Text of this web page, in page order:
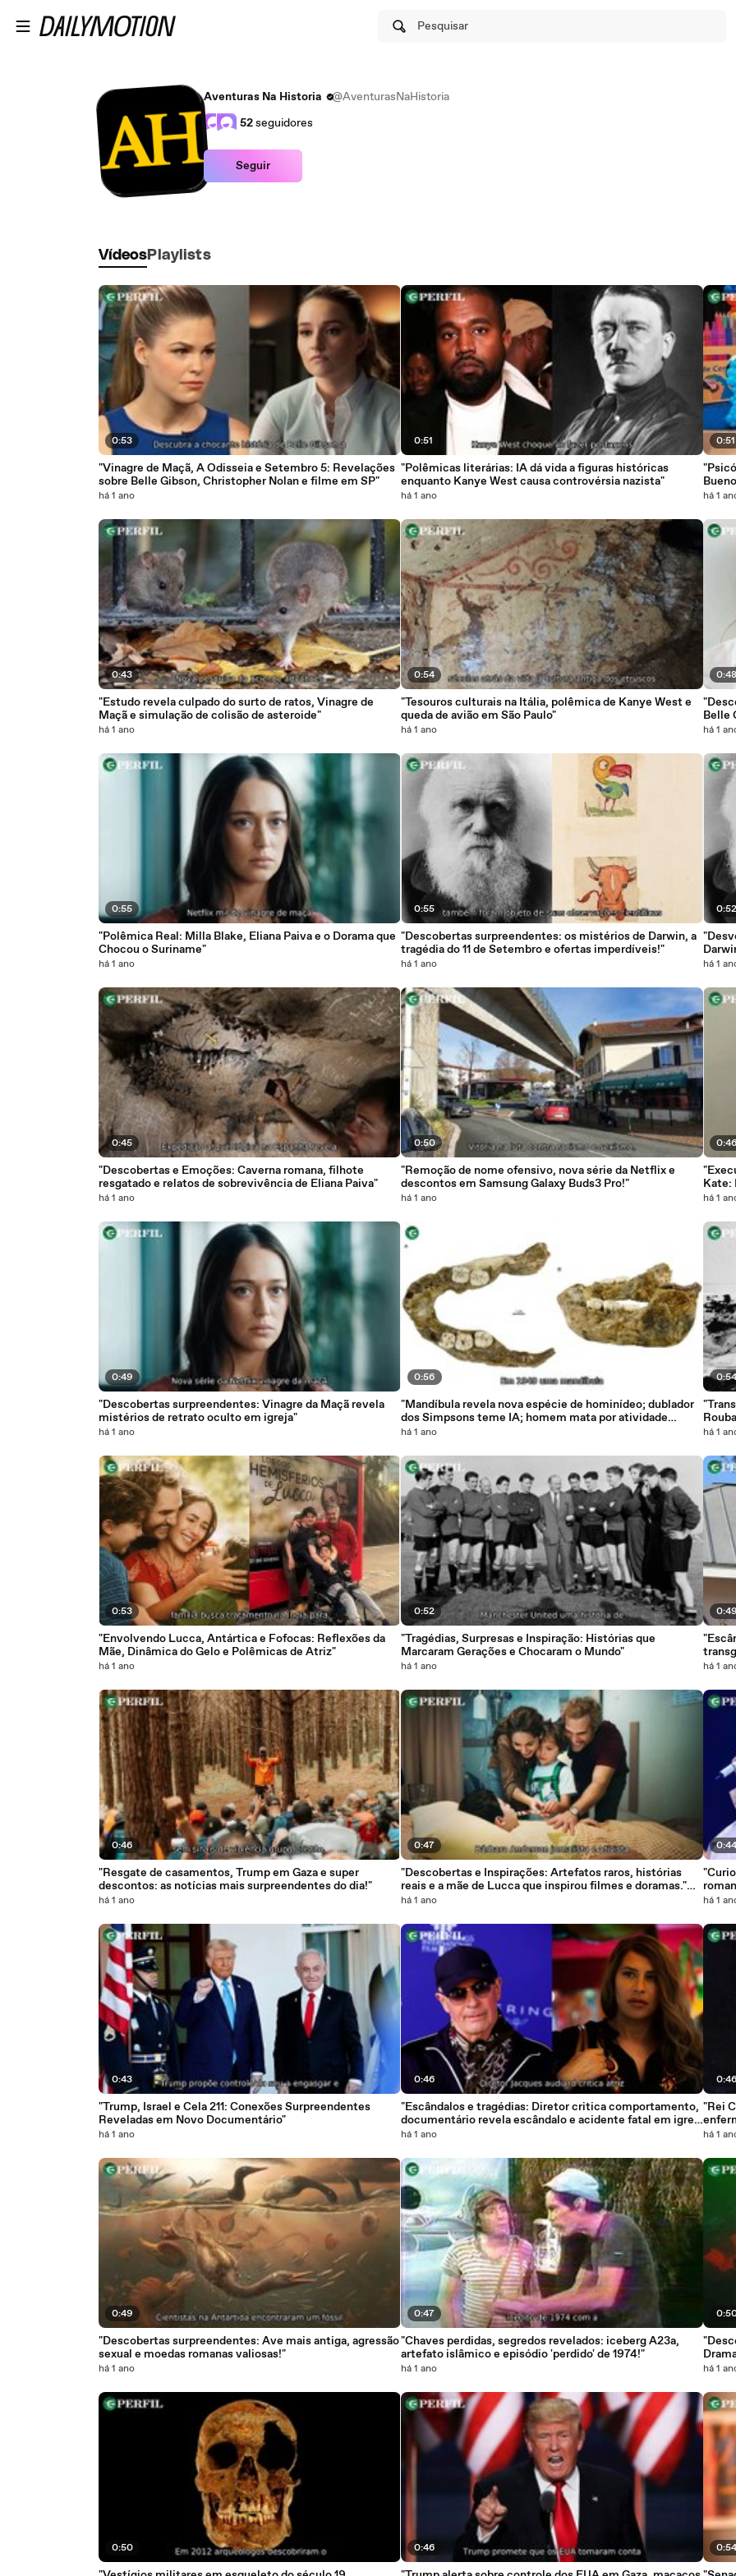
Pesquisar
Aventuras Na Historia
@AventurasNaHistoria
52seguidores
Seguir
Vídeos Playlists
0:53
"Vinagre de Maçã, A Odisseia e Setembro 5: Revelações
sobre Belle Gibson, Christopher Nolan e filme em SP"
há 1 ano
0:43
"Estudo revela culpado do surto de ratos, Vinagre de
Maçã e simulação de colisão de asteroide"
há 1 ano
0:55
"Polêmica Real: Milla Blake, Eliana Paiva e o Dorama que
Chocou o Suriname"
há 1 ano
0:45
"Descobertas e Emoções: Caverna romana, filhote
resgatado e relatos de sobrevivência de Eliana Paiva"
há 1 ano
0:49
"Descobertas surpreendentes: Vinagre da Maçã revela
mistérios de retrato oculto em igreja"
há 1 ano
0:53
"Envolvendo Lucca, Antártica e Fofocas: Reflexões da
Mãe, Dinâmica do Gelo e Polêmicas de Atriz"
há 1 ano
0:46
"Resgate de casamentos, Trump em Gaza e super
descontos: as notícias mais surpreendentes do dia!"
há 1 ano
0:43
"Trump, Israel e Cela 211: Conexões Surpreendentes
Reveladas em Novo Documentário"
há 1 ano
0:49
"Descobertas surpreendentes: Ave mais antiga, agressão
sexual e moedas romanas valiosas!"
há 1 ano
0:50
0:51
"Polêmicas literárias: IA dá vida a figuras históricas
enquanto Kanye West causa controvérsia nazista"
há 1 ano
0:54
"Tesouros culturais na Itália, polêmica de Kanye West e
queda de avião em São Paulo"
há 1 ano
0:55
"Descobertas surpreendentes: os mistérios de Darwin, a
tragédia do 11 de Setembro e ofertas imperdíveis!"
há 1 ano
0:50
"Remoção de nome ofensivo, nova série da Netflix e
descontos em Samsung Galaxy Buds3 Pro!"
há 1 ano
0:56
"Mandíbula revela nova espécie de hominídeo; dublador
dos Simpsons teme IA; homem mata por atividade
paranormal"
há 1 ano
0:52
"Tragédias, Surpresas e Inspiração: Histórias que
Marcaram Gerações e Chocaram o Mundo"
há 1 ano
0:47
"Descobertas e Inspirações: Artefatos raros, histórias
reais e a mãe de Lucca que inspirou filmes e doramas."
Uma jornada fascinante pela história e pelas vidas que
há 1 ano
0:46
"Escândalos e tragédias: Diretor critica comportamento,
documentário revela escândalo e acidente fatal em igreja
histórica de Salvador."
há 1 ano
0:47
"Chaves perdidas, segredos revelados: iceberg A23a,
artefato islâmico e episódio 'perdido' de 1974!"
há 1 ano
0:46
0:51
há 1
0:48
Belle
há 1
0:52
há 1
0:46
Kate:
há 1
há 1
0:49
há 1
0:44
há 1
0:46
"Rei
há 1
há 1
0:54